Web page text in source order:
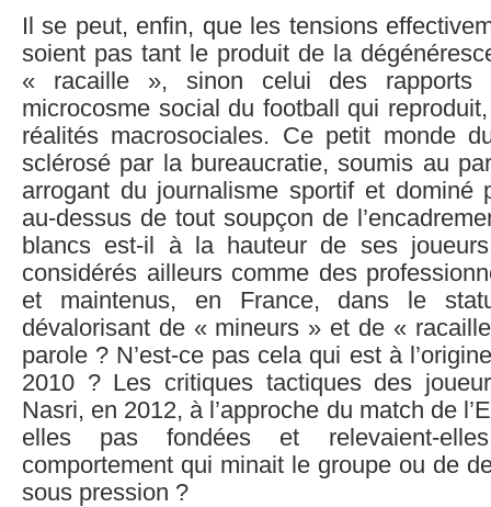
Il se peut, enfin, que les tensions
soient pas tant le produit de la
« racaille », sinon celui des rapports
microcosme social du football qui
réalités macrosociales. Ce petit monde
sclérosé par la bureaucratie, soumis au
arrogant du journalisme sportif et dominé
au-dessus de tout soupçon de
blancs est-il à la hauteur de ses
considérés ailleurs comme des
et maintenus, en France, dans le
dévalorisant de « mineurs » et de «
parole ? N’est-ce pas cela qui est à
2010 ? Les critiques tactiques des
Nasri, en 2012, à l’approche du match de
elles pas fondées et relevaient-
comportement qui minait le groupe ou de
sous pression ?